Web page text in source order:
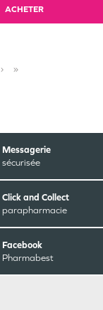
ACHETER
› »
Messagerie
sécurisée
Click and Collect
parapharmacie
Facebook
Pharmabest